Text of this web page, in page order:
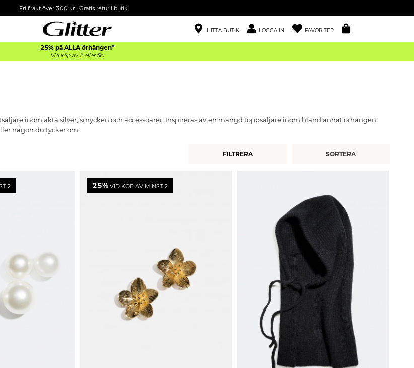
Fri frakt över 300 kr• Gratis retur i butik
HITTA BUTIK LOGGA IN FAVORITER
25% på ALLA örhängen*
Vid köp av 2 eller fler
inom äkta silver, smycken och accessoarer. Inspireras av en mängd toppsäljare inom bland annat örhängen,
någon du tycker om.
FILTRERA
2 25% VID KÖP AV MINST 2